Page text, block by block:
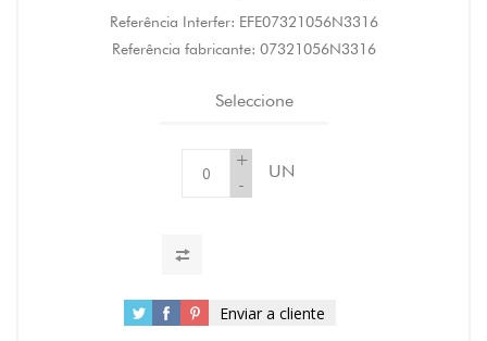
Referência Interfer: EFE07321056N3316
Referência fabricante: 07321056N3316
Seleccione
+
-
UN
Enviar a cliente